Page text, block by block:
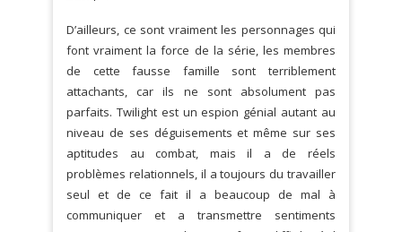
D’ailleurs, ce sont vraiment les personnages qui
font vraiment la force de la série, les membres
de cette fausse famille sont terriblement
attachants, car ils ne sont absolument pas
parfaits. Twilight est un espion génial autant au
niveau de ses déguisements et même sur ses
aptitudes au combat, mais il a de réels
problèmes relationnels, il a toujours du travailler
seul et de ce fait il a beaucoup de mal à
communiquer et a transmettre sentiments